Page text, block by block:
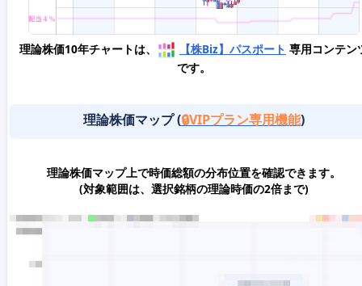
理論株価10年チャートは、 【株Biz】パスポート 専用コンテン
です。
理論株価マップ (🔒VIPプラン専用機能)
理論株価マップ上で時価総額の分布位置を確認できます。
(対象範囲は、選択銘柄の理論時価の2倍まで)